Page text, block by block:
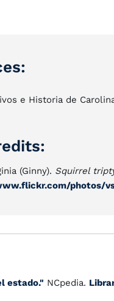
e Historia de
(Ginny). Squirrel
photos/
estado." NCpedia.